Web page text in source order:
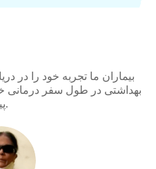
بیماران ما تجربه خود را در
بهداشتی در طول سفر درمانی
پیوندی عالی برای آینده ایجاد کنند.